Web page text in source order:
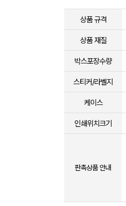
상품 규격
상품 재질
박스포장수량
스티커/라벨지
케이스
인쇄위치크기
판촉상품 안내